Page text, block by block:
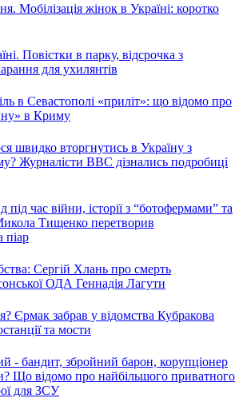
Мобілізація жінок в Україні: коротко
Повістки в парку, відсрочка з
для ухилянтів
в Севастополі «приліт»: що відомо про
в Криму
швидко вторгнутись в Україну з
Журналісти ВВС дізнались подробиці
під час війни, історії з “ботофермами” та
Тищенко перетворив
піар
Сергій Хлань про смерть
ОДА Геннадія Лагути
Єрмак забрав у відомства Кубракова
та мости
- бандит, збройний барон, корупціонер
Що відомо про найбільшого приватного
для ЗСУ